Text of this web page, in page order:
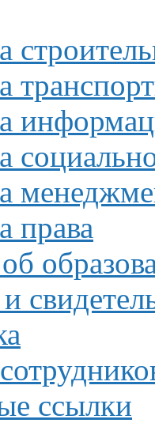
права
ссылки